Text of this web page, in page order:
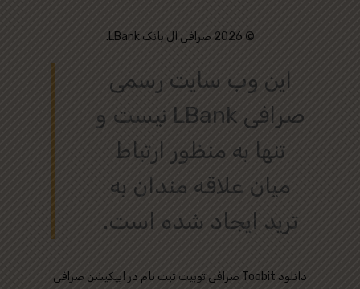
© 2026 صرافی ال بانک LBank.
این وب‌ سایت رسمی
صرافی LBank نیست و
تنها به منظور ارتباط
میان علاقه‌ مندان به
ترید ایجاد شده است.
صرافی توبیت ثبت نام در اپیکیشن صرافی Toobit دانلود